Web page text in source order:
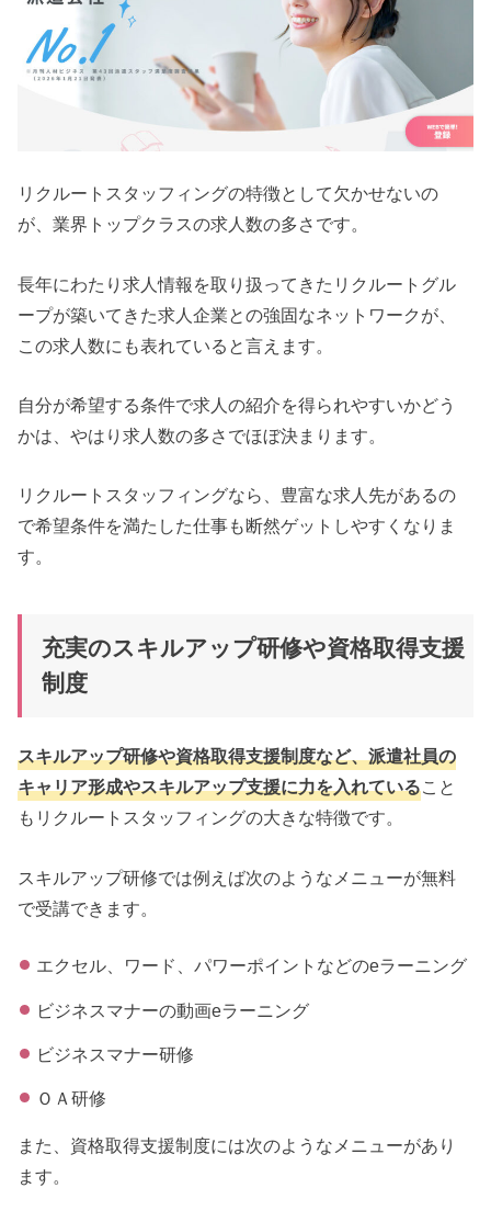
リクルートスタッフィングの特徴として欠かせないの
が、業界トップクラスの求人数の多さです。
長年にわたり求人情報を取り扱ってきたリクルートグル
ープが築いてきた求人企業との強固なネットワークが、
この求人数にも表れていると言えます。
自分が希望する条件で求人の紹介を得られやすいかどう
かは、やはり求人数の多さでほぼ決まります。
リクルートスタッフィングなら、豊富な求人先があるの
で希望条件を満たした仕事も断然ゲットしやすくなりま
す。
充実のスキルアップ研修や資格取得支援
制度
スキルアップ研修や資格取得支援制度など、派遣社員の
キャリア形成やスキルアップ支援に力を入れていること
もリクルートスタッフィングの大きな特徴です。
スキルアップ研修では例えば次のようなメニューが無料
で受講できます。
エクセル、ワード、パワーポイントなどのeラーニング
ビジネスマナーの動画eラーニング
ビジネスマナー研修
ＯＡ研修
また、資格取得支援制度には次のようなメニューがあり
ます。